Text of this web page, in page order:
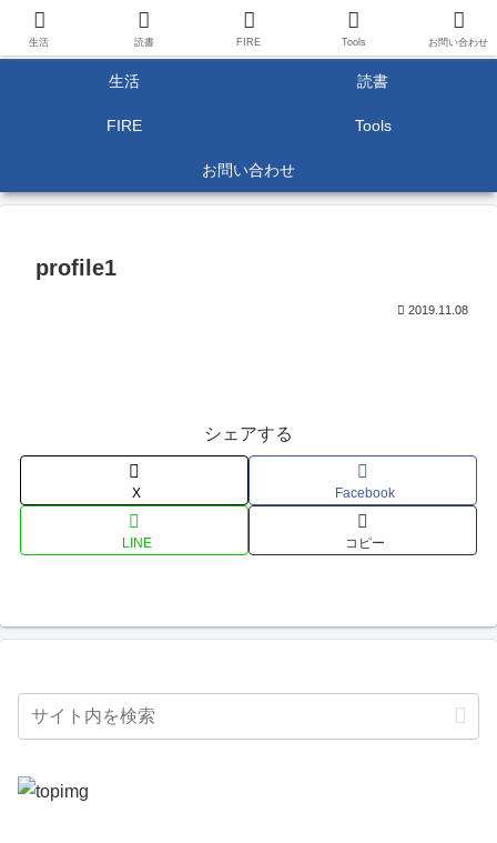
生活 読書
FIRE Tools
お問い合わせ
profile1
2019.11.08
シェアする
X Facebook
LINE コピー
生活 読書 FIRE Tools お問い合わせ